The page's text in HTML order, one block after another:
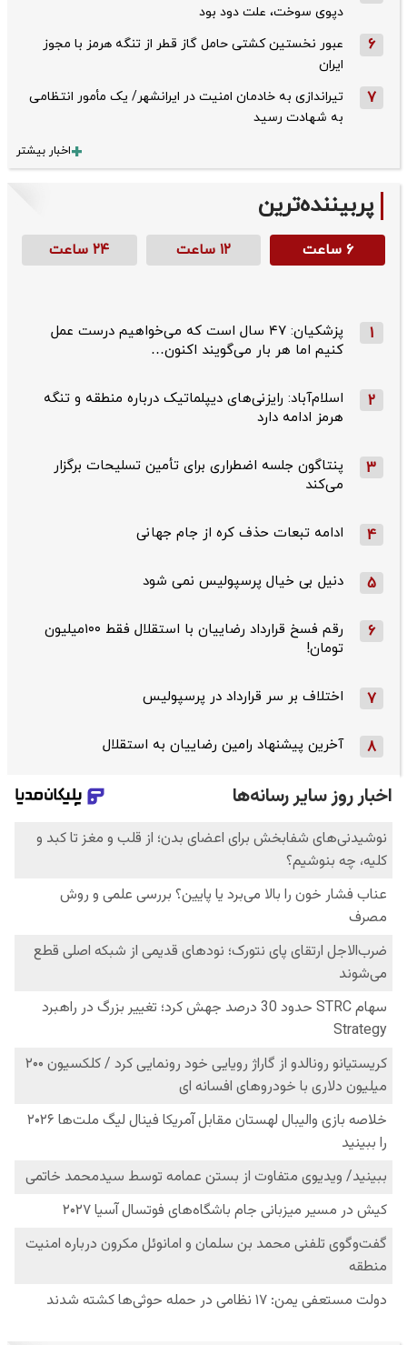
دپوی سوخت، علت دود بود
6
عبور نخستین کشتی حامل گاز قطر از تنگه هرمز با مجوز
ایران
7
تیراندازی به خادمان امنیت در ایرانشهر/ یک مأمور انتظامی
به شهادت رسید
اخبار بیشتر
پربیننده‌ترین
۶ ساعت ۱۲ ساعت ۲۴ ساعت
1
پزشکیان: ۴۷ سال است که می‌خواهیم درست عمل
کنیم اما هر بار می‌گویند اکنون…
2
اسلام‌آباد: رایزنی‌های دیپلماتیک درباره منطقه و تنگه
هرمز ادامه دارد
3
پنتاگون جلسه اضطراری برای تأمین تسلیحات برگزار
می‌کند
4 ادامه تبعات حذف کره از جام جهانی
5 دنیل بی خیال پرسپولیس نمی شود
6
رقم فسخ قرارداد رضاییان با استقلال فقط ۱۰۰میلیون
تومان!
7 اختلاف بر سر قرارداد در پرسپولیس
8 آخرین پیشنهاد رامین رضاییان به استقلال